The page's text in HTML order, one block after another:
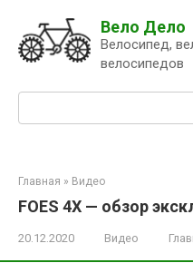
контенту
Вело Дело
Велосипед,
велосипедов
Главная » Видео
FOES 4X — обзор
20.12.2020 Видео